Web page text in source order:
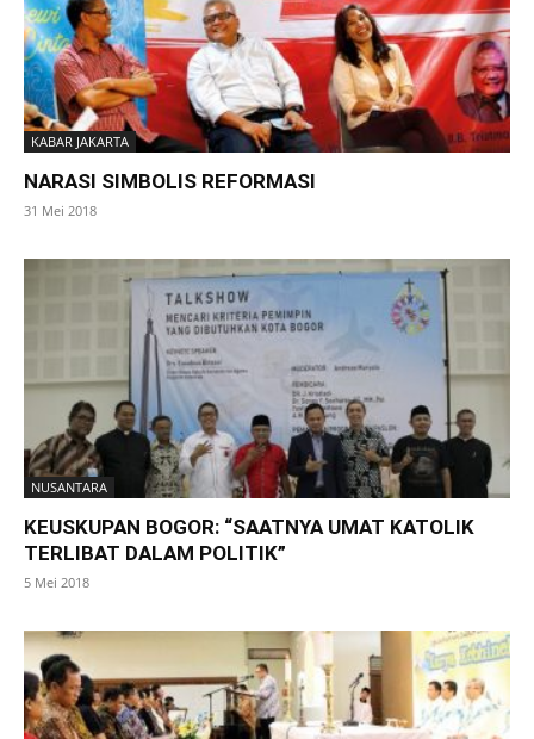
KABAR JAKARTA
NARASI SIMBOLIS REFORMASI
31 Mei 2018
NUSANTARA
KEUSKUPAN BOGOR: “SAATNYA UMAT KATOLIK
TERLIBAT DALAM POLITIK”
5 Mei 2018